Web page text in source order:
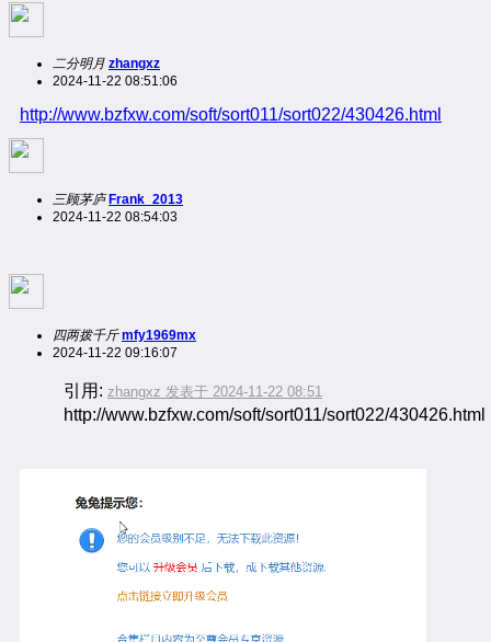
二分明月 zhangxz
2024-11-22 08:51:06
http://www.bzfxw.com/soft/sort011/sort022/430426.html
三顾茅庐 Frank_2013
2024-11-22 08:54:03
四两拨千斤 mfy1969mx
2024-11-22 09:16:07
引用: zhangxz 发表于 2024-11-22 08:51
http://www.bzfxw.com/soft/sort011/sort022/430426.html